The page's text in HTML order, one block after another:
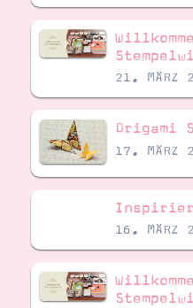
Demonstrator werden
Blog
Gutscheine
Produkte erklärt
Über mich
21. MÄRZ
Origami
17. MÄRZ
16. MÄRZ